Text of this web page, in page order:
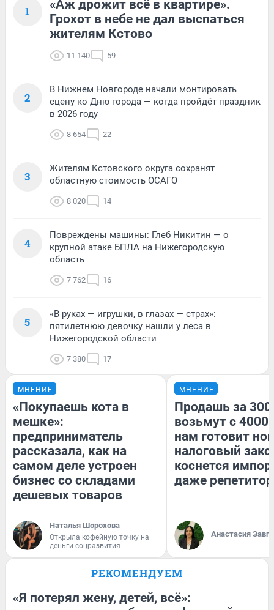
1
«Аж дрожит всё в квартире».
Грохот в небе не дал выспаться
жителям Кстово
11 140 59
2
В Нижнем Новгороде начали монтировать
сцену ко Дню города — когда пройдёт праздник
в 2026 году
8 654 22
3
Жителям Кстовского округа сохранят
областную стоимость ОСАГО
8 020 14
4
Повреждены машины: Глеб Никитин — о
крупной атаке БПЛА на Нижегородскую
область
7 762 16
5
«В руках — игрушки, в глазах — страх»:
пятилетнюю девочку нашли у леса в
Нижегородской области
7 380 17
МНЕНИЕ
«Покупаешь кота в
мешке»:
предприниматель
рассказала, как на
самом деле устроен
бизнес со складами
дешевых товаров
Наталья Шорохова
Открыла кофейную точку на
деньги соцразвития
МНЕНИЕ
Продашь за
возьмут с
нам готовит
налоговый
коснется
даже
Анастасия
РЕКОМЕНДУЕМ
«Я потерял жену, детей, всё»: